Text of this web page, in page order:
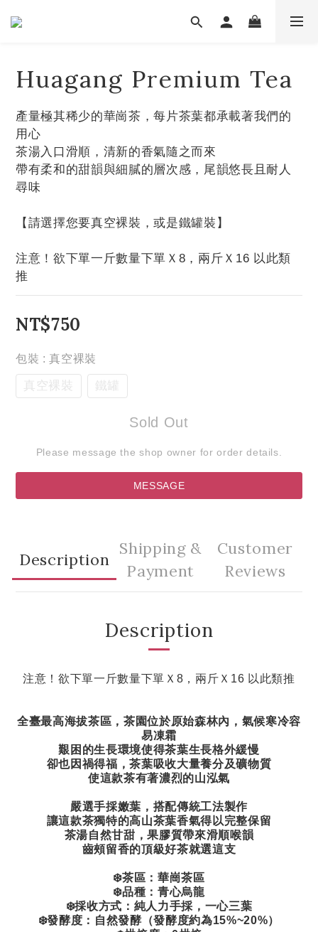
Huagang Premium Tea
產量極其稀少的華崗茶，每片茶葉都承載著我們的
用心
茶湯入口滑順，清新的香氣隨之而來
帶有柔和的甜韻與細膩的層次感，尾韻悠長且耐人
尋味
【請選擇您要真空裸裝，或是鐵罐裝】
注意！欲下單一斤數量下單Ｘ8，兩斤Ｘ16 以此類
推
NT$750
包裝 : 真空裸裝
真空裸裝 鐵罐
Sold Out
Please message the shop owner for order details.
MESSAGE
Description
Shipping &
Payment
Customer
Reviews
Description
注意！欲下單一斤數量下單Ｘ8，兩斤Ｘ16 以此類推
全臺最高海拔茶區，茶園位於原始森林內，氣候寒冷容
易凍霜
艱困的生長環境使得茶葉生長格外緩慢
卻也因禍得福，茶葉吸收大量養分及礦物質
使這款茶有著濃烈的山泓氣
嚴選手採嫩葉，搭配傳統工法製作
讓這款茶獨特的高山茶葉香氣得以完整保留
茶湯自然甘甜，果膠質帶來滑順喉韻
齒頰留香的頂級好茶就選這支
❄️茶區：華崗茶區
❄️品種：青心烏龍
❄️採收方式：純人力手採，一心三葉
❄️發酵度：自然發酵（發酵度約為15%~20%）